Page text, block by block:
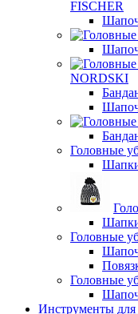
FISCHER
NORDSKI
Головные
Головные
Головные
Инструменты